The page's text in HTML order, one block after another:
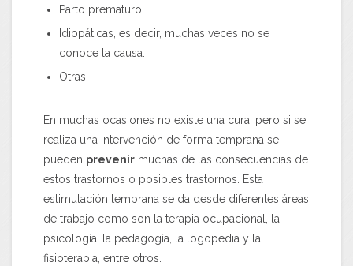
Parto prematuro.
Idiopáticas, es decir, muchas veces no se
conoce la causa.
Otras.
En muchas ocasiones no existe una cura, pero si se
realiza una intervención de forma temprana se
pueden prevenir muchas de las consecuencias de
estos trastornos o posibles trastornos. Esta
estimulación temprana se da desde diferentes áreas
de trabajo como son la terapia ocupacional, la
psicología, la pedagogía, la logopedia y la
fisioterapia, entre otros.